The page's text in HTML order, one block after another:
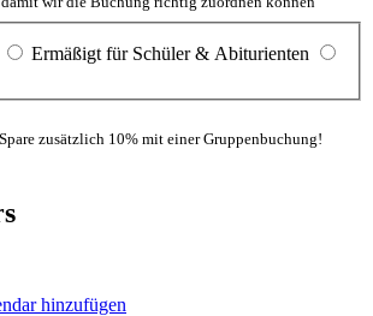
Ermäßigt für Schüler & Abiturienten
Spare zusätzlich 10% mit einer Gruppenbuchung!
hinzufügen